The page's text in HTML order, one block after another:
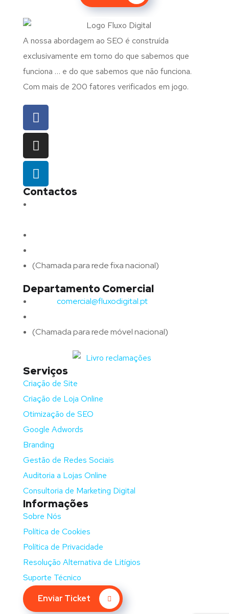
A nossa abordagem ao SEO é construída
exclusivamente em torno do que sabemos que
funciona … e do que sabemos que não funciona.
Com mais de 200 fatores verificados em jogo.
Contactos
(Chamada para rede fixa nacional)
Departamento Comercial
comercial@fluxodigital.pt
(Chamada para rede móvel nacional)
Serviços
Criação de Site
Criação de Loja Online
Otimização de SEO
Google Adwords
Branding
Gestão de Redes Sociais
Auditoria a Lojas Online
Consultoria de Marketing Digital
Informações
Sobre Nós
Política de Cookies
Política de Privacidade
Resolução Alternativa de Litígios
Suporte Técnico
Enviar Ticket